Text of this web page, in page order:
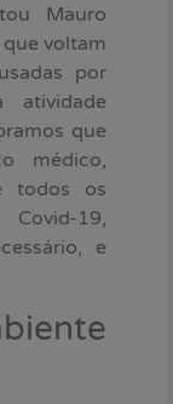
Mauro
que voltam
por
atividade
que
médico,
todos os
19,
e